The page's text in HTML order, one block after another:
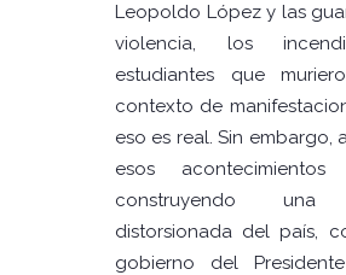
Leopoldo López y las
violencia, los
estudiantes que
contexto de
eso es real. Sin embargo,
esos
construyendo una
distorsionada del país,
gobierno del